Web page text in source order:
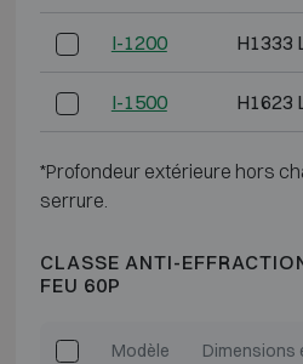
I-1200 H1333
I-1500 H1623
*Profondeur extérieure hors
serrure.
CLASSE ANTI-
FEU 60P
Modèle Dimensions